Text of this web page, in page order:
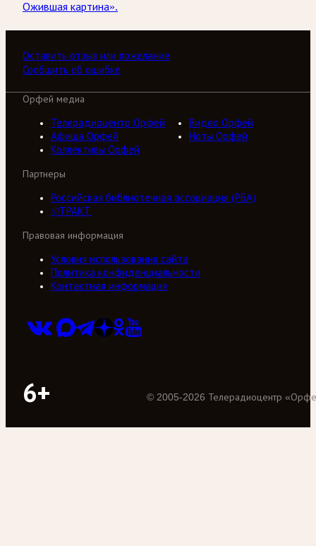
Ожившая картина».
Оставить отзыв или пожелание
Сообщить об ошибке
Орфей медиа
Телерадиоцентр Орфей
Видео Орфей
Афиша Орфей
Ноты Орфей
Коллективы Орфей
Партнеры
Российская библиотечная ассоциация (РБА)
///ТРАКТ
Правовая информация
Условия использования сайта
Политика конфиденциальности
Контактная информация
6+ © 2005-2026 Телерадиоцентр